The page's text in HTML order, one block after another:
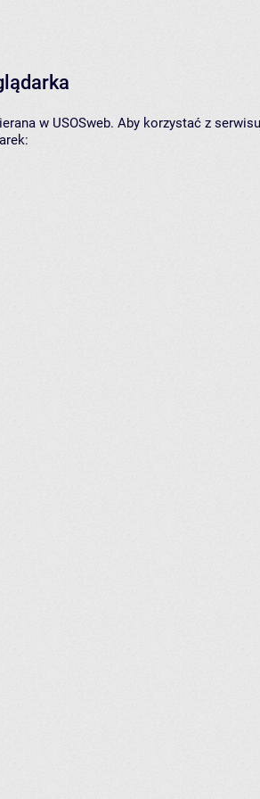
w USOSweb. Aby korzystać z